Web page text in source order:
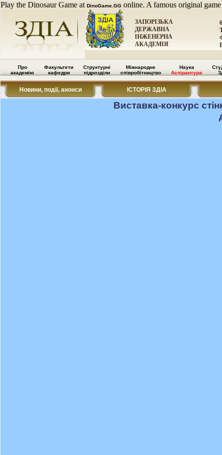
Play the Dinosaur Game at DinoGame.GG online. A famous original
ЗАПОРІЗЬКА
ДЕРЖАВНА
ІНЖЕНЕРНА
АКАДЕМІЯ
Про
академію
Факультети
кафедри
Структурні
підрозділи
Міжнародне
співробітництво
Наука
Аспірантура
Новини, події, анонси ІСТОРІЯ ЗДІА
Виставка-конкурс